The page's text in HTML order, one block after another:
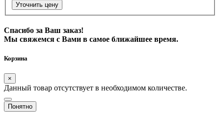
Уточнить цену
Спасибо за Ваш заказ!
Мы свяжемся с Вами в самое ближайшее время.
Корзина
×
Данный товар отсутствует в необходимом количестве.
Понятно